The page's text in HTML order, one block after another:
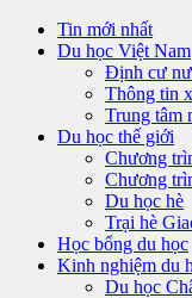
Tin mới nhất
Du học Việt Nam
Định cư
Thông tin
Trung tâm
Du học thế giới
Chương
Chương
Du học hè
Trại hè
Học bổng du học
Kinh nghiệm du
Du học